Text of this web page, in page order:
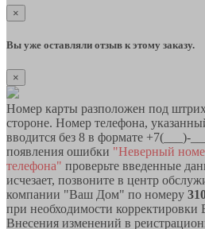
×
Вы уже оставляли отзыв к этому заказу.
×
Номер карты разположен под
стороне. Номер телефона,
вводится без 8 в формате +7(___)-
появления ошибки "Неверный
телефона" проверьте введенные
исчезает, позвоните в центр
компании "Ваш Дом" по номеру
при необходимости
Внесения изменений в